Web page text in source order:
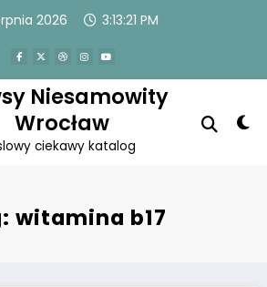
2026 3:13:21 PM
Niesamowity
Wrocław
ciekawy katalog
witamina b17